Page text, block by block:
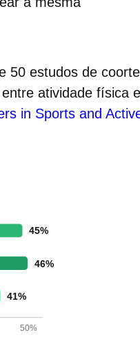
50 estudos de coorte
atividade física e
in Sports and
45%
46%
41%
50%